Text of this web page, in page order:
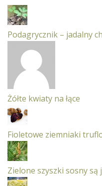
Podagrycznik – jadalny
Żółte kwiaty na łące
Fioletowe ziemniaki
Zielone szyszki sosny są